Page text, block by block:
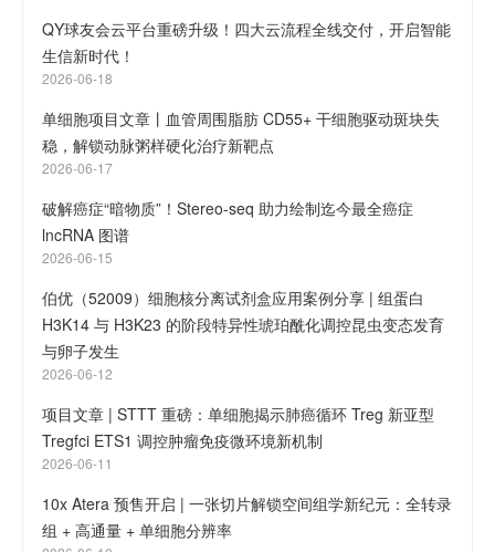
QY球友会云平台重磅升级！四大云流程全线交付，开启智能
生信新时代！
2026-06-18
单细胞项目文章丨血管周围脂肪 CD55+ 干细胞驱动斑块失
稳，解锁动脉粥样硬化治疗新靶点
2026-06-17
破解癌症“暗物质”！Stereo-seq 助力绘制迄今最全癌症
lncRNA 图谱
2026-06-15
伯优（52009）细胞核分离试剂盒应用案例分享 | 组蛋白
H3K14 与 H3K23 的阶段特异性琥珀酰化调控昆虫变态发育
与卵子发生
2026-06-12
项目文章 | STTT 重磅：单细胞揭示肺癌循环 Treg 新亚型
Tregfci ETS1 调控肿瘤免疫微环境新机制
2026-06-11
10x Atera 预售开启 | 一张切片解锁空间组学新纪元：全转录
组 + 高通量 + 单细胞分辨率